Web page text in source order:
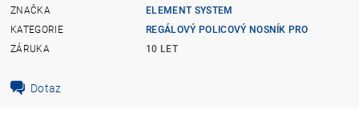
ZNAČKA
ELEMENT SYSTEM
KATEGORIE
REGÁLOVÝ POLICOVÝ NOSNÍK PRO
ZÁRUKA
10 LET
Dotaz